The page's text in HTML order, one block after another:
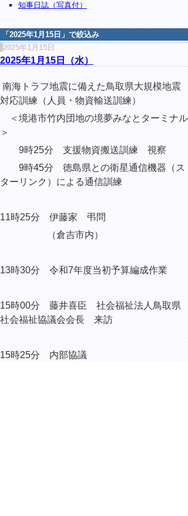
知事日誌（写真付）
「 2025年1月15日 」で絞込み
2025年1月15日
2025年1月15日（水）
南海トラフ地震に備えた鳥取県大規模地震
対応訓練（人員・物資輸送訓練）
＜境港市竹内団地の境夢みなとターミナル
＞
9時25分 支援物資搬送訓練 視察
9時45分 徳島県との衛星通信機器（ス
ターリンク）による通信訓練
11時25分 伊藤家 弔問
（倉吉市内）
13時30分 令和7年度当初予算編成作業
15時00分 藤井喜臣 社会福祉法人鳥取県
社会福祉協議会会長 来訪
15時25分 内部協議